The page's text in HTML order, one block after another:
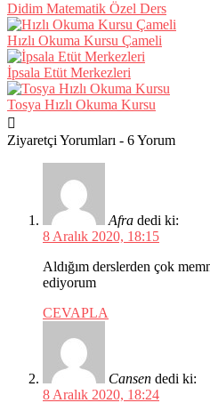
Didim Matematik Özel Ders
Hızlı Okuma Kursu Çameli
İpsala Etüt Merkezleri
Tosya Hızlı Okuma Kursu
Ziyaretçi Yorumları - 6 Yorum
Afra dedi ki:
8 Aralık 2020, 18:15
Aldığım derslerden çok
ediyorum
CEVAPLA
Cansen dedi ki:
8 Aralık 2020, 18:24